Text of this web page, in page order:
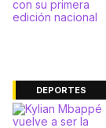
DEPORTES